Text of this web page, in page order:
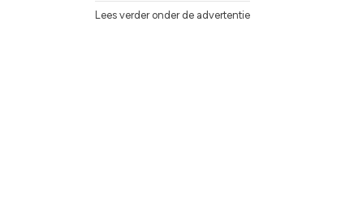
Lees verder onder de advertentie